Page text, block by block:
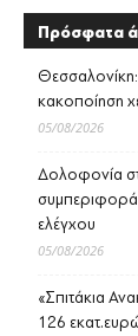
Πρόσφατα
Θεσσαλονίκη:
κακοποίηση
05/08/2026
Δολοφονία
συμπεριφορά
ελέγχου
05/08/2026
«Σπιτάκια
126